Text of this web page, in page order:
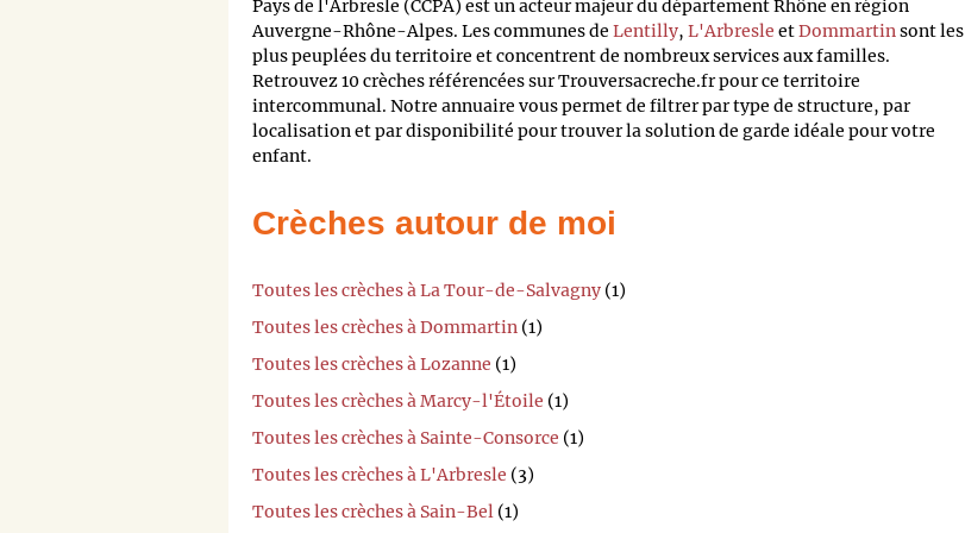
Pays de l'Arbresle (CCPA) est un acteur majeur du département Rhône en région
Auvergne-Rhône-Alpes. Les communes de Lentilly, L'Arbresle etDommartinsont les
plus peuplées du territoire et concentrent de nombreux services aux familles.
Retrouvez 10 crèches référencées sur Trouversacreche.fr pour ce territoire
intercommunal. Notre annuaire vous permet de filtrer par type de structure, par
localisation et par disponibilité pour trouver la solution de garde idéale pour votre
enfant.
Crèches autour de moi
Toutes les crèches à La Tour-de-Salvagny (1)
Toutes les crèches à Dommartin (1)
Toutes les crèches à Lozanne (1)
Toutes les crèches à Marcy-l'Étoile (1)
Toutes les crèches à Sainte-Consorce (1)
Toutes les crèches à L'Arbresle (3)
Toutes les crèches à Sain-Bel (1)